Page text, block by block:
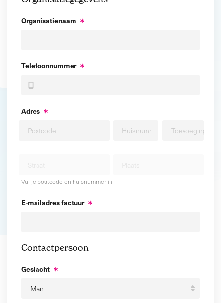
Organisatienaam
Telefoonnummer
Adres
Vul je postcode en huisnummer in
E-mailadres factuur
Contactpersoon
Geslacht